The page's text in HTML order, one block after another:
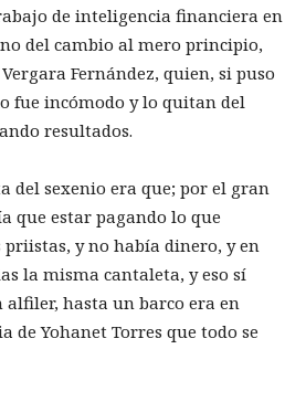
de inteligencia financiera en
del cambio al mero principio,
Fernández, quien, si puso
fue incómodo y lo quitan del
resultados.
del sexenio era que; por el gran
que estar pagando lo que
priistas, y no había dinero, y en
la misma cantaleta, y eso sí
alfiler, hasta un barco era en
de Yohanet Torres que todo se